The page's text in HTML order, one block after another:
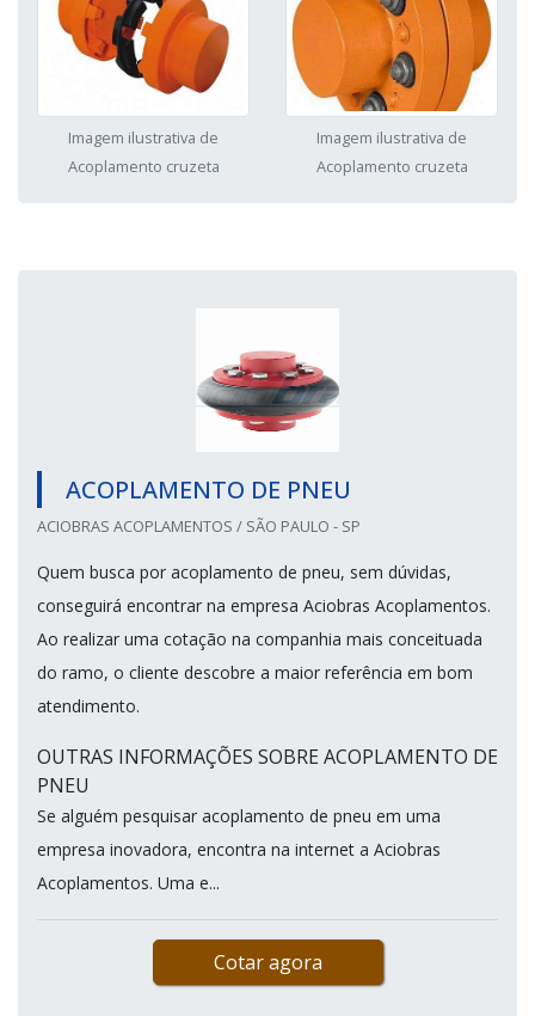
Imagem ilustrativa de
Acoplamento cruzeta
Imagem ilustrativa de
Acoplamento cruzeta
ACOPLAMENTO DE PNEU
ACIOBRAS ACOPLAMENTOS / SÃO PAULO - SP
Quem busca por acoplamento de pneu, sem dúvidas,
conseguirá encontrar na empresa Aciobras Acoplamentos.
Ao realizar uma cotação na companhia mais conceituada
do ramo, o cliente descobre a maior referência em bom
atendimento.
OUTRAS INFORMAÇÕES SOBRE ACOPLAMENTO DE
PNEU
Se alguém pesquisar acoplamento de pneu em uma
empresa inovadora, encontra na internet a Aciobras
Acoplamentos. Uma e...
Cotar agora